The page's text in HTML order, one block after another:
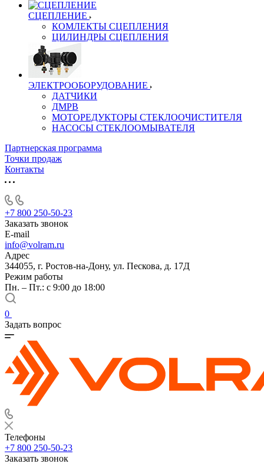
СЦЕПЛЕНИЕ
КОМЛЕКТЫ СЦЕПЛЕНИЯ
ЦИЛИНДРЫ СЦЕПЛЕНИЯ
ЭЛЕКТРООБОРУДОВАНИЕ
ДАТЧИКИ
ДМРВ
МОТОРЕДУКТОРЫ СТЕКЛООЧИСТИТЕЛЯ
НАСОСЫ СТЕКЛООМЫВАТЕЛЯ
Партнерская программа
Точки продаж
Контакты
+7 800 250-50-23
Заказать звонок
E-mail
info@volram.ru
Адрес
344055, г. Ростов-на-Дону, ул. Пескова, д. 17Д
Режим работы
Пн. – Пт.: с 9:00 до 18:00
0
Задать вопрос
Телефоны
+7 800 250-50-23
Заказать звонок